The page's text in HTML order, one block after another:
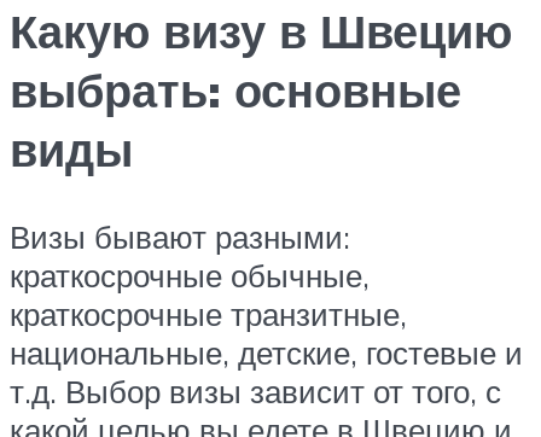
Какую визу в Швецию
выбрать: основные
виды
Визы бывают разными:
краткосрочные обычные,
краткосрочные транзитные,
национальные, детские, гостевые и
т.д. Выбор визы зависит от того, с